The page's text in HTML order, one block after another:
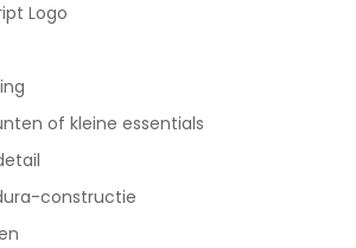
Logo
of kleine essentials
constructie